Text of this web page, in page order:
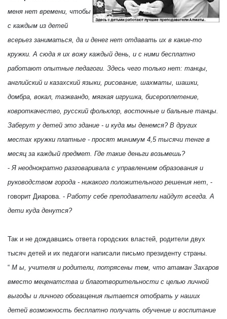
меня нет времени, чтобы
с каждым из детей
всерьез заниматься, да и денег нет отдавать их в какие-то
кружки. А сюда я их вожу каждый день, и с ними бесплатно
работают опытные педагоги. Здесь чего только нет: танцы,
английский и казахский языки, рисование, шахматы, шашки,
домбра, вокал, таэквандо, мягкая игрушка, бисероплетение,
ковроткачество, русский фольклор, восточные и бальные танцы.
Заберут у детей это здание - и куда мы денемся? В других
местах кружки платные - просят минимум 4,5 тысячи тенге в
месяц за каждый предмет. Где такие деньги возьмешь?
-Я неоднократно разговаривала с управлением образования и
руководством города - никакого положительного решения нет, -
говорит Диарова. - Работу себе преподаватели найдут всегда. А
дети куда денутся?
Так и не дождавшись ответа городских властей, родители двух
тысяч детей и их педагоги написали письмо президенту страны.
“ М ы, учителя и родители, потрясены тем, что атаман Захаров
вместо меценатства и благотворительности с целью личной
выгоды и личного обогащения пытается отобрать у наших
детей возможность бесплатно получать обучение и воспитание